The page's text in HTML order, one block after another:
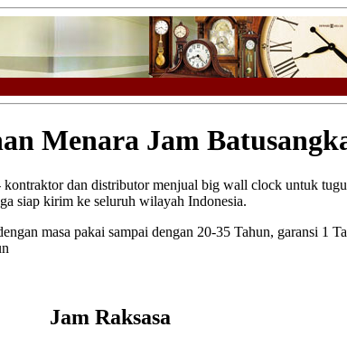
Menara Jam
kontraktor dan distributor menjual big wall clock untuk
siap kirim ke seluruh wilayah Indonesia.
masa pakai sampai dengan 20-35 Tahun, garansi 1
Jam Raksasa